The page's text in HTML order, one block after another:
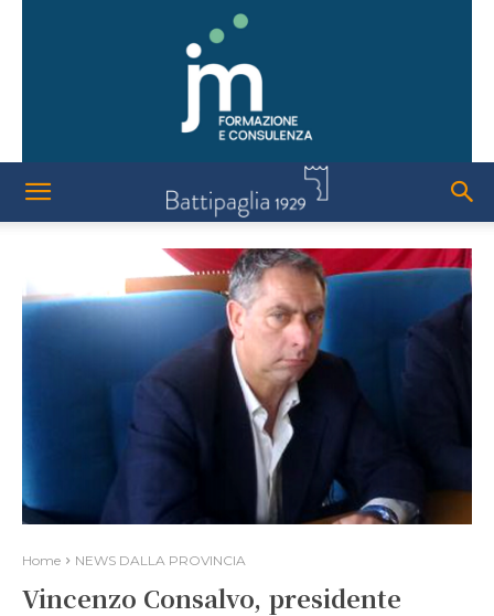
Home NEWS DALLA PROVINCIA
Vincenzo Consalvo, presidente